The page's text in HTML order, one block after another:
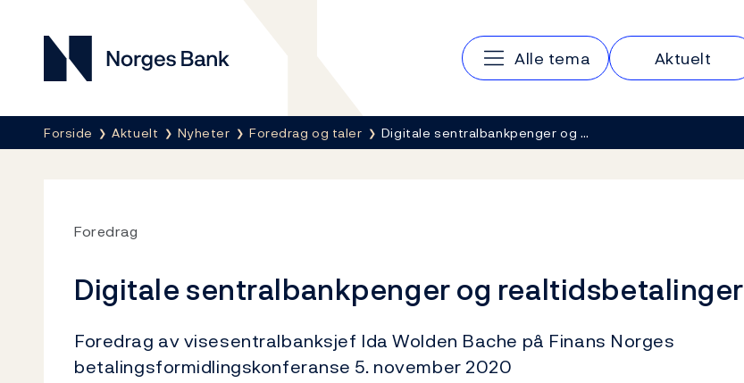
Norges Bank
Hovedmeny
Alle tema Aktuelt
Her er du nå:
Forside Aktuelt Nyheter Foredrag og taler Digitale sentralbankpenger og …
Foredrag
Digitale sentralbankpenger og realtidsbetalinger
Foredrag av visesentralbanksjef Ida Wolden Bache på Finans Norges
betalingsformidlingskonferanse 5. november 2020